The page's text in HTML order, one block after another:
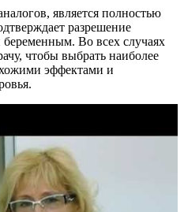
является полностью
разрешение
Во всех случаях
чтобы выбрать наиболее
эффектами и